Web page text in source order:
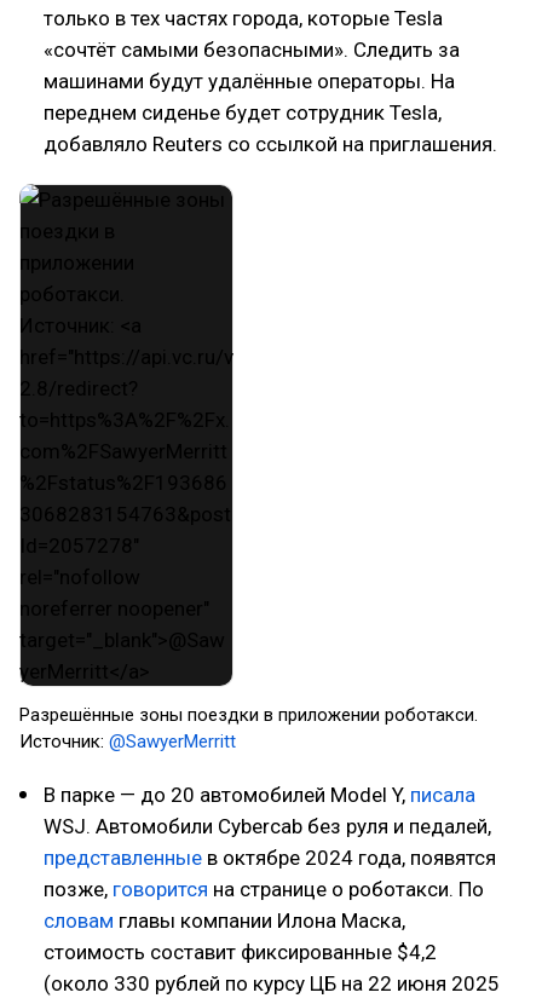
только в тех частях города, которые Tesla
«сочтёт самыми безопасными». Следить за
машинами будут удалённые операторы. На
переднем сиденье будет сотрудник Tesla,
добавляло Reuters со ссылкой на приглашения.
Разрешённые зоны поездки в приложении роботакси.
Источник: @SawyerMerritt
В парке — до 20 автомобилей Model Y, писала
WSJ. Автомобили Cybercab без руля и педалей,
представленные в октябре 2024 года, появятся
позже, говорится на странице о роботакси. По
словам главы компании Илона Маска,
стоимость составит фиксированные $4,2
(около 330 рублей по курсу ЦБ на 22 июня 2025